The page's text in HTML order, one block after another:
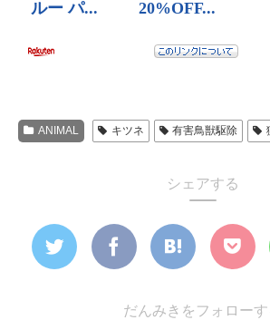
ANIMAL キツネ 有害鳥獣駆除
シェアする
だんみきをフォローす